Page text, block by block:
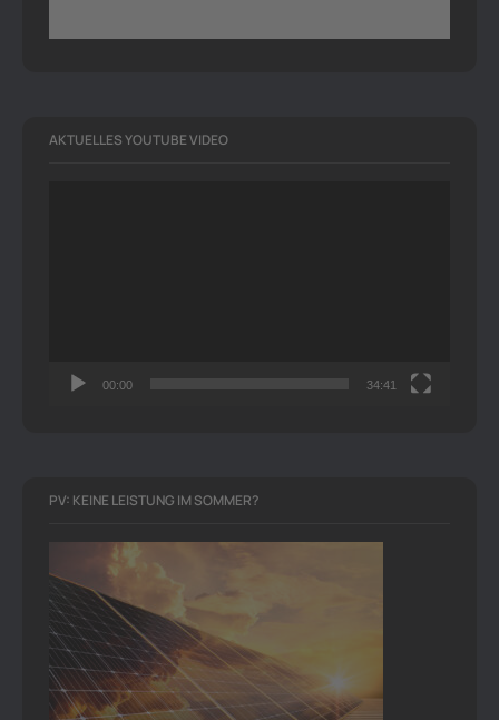
AKTUELLES YOUTUBE VIDEO
00:00 34:41
PV: KEINE LEISTUNG IM SOMMER?